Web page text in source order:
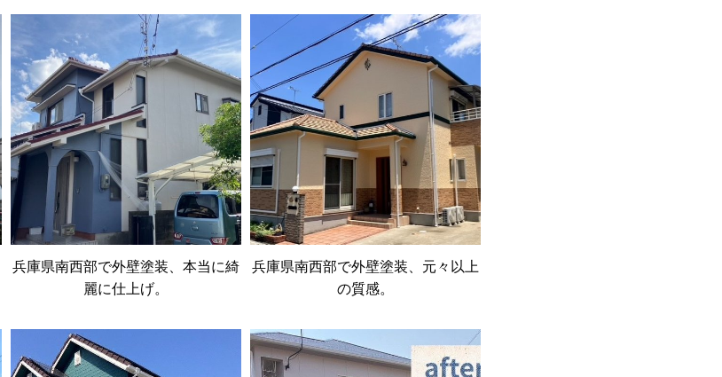
兵庫県南西部で外壁塗装、本当に綺
麗に仕上げ。
兵庫県南西部で外壁塗装、元々以上
の質感。